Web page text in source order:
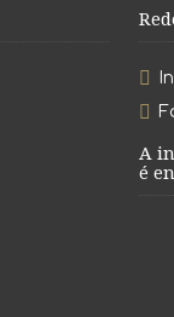
A
é